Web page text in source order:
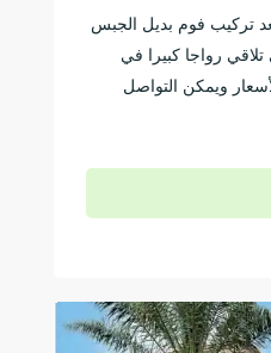
تركيب فوم بديل الجبس
رواجا كبيرا في
ويمكن التواصل